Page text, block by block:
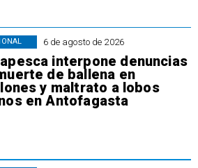
6 de agosto de 2026
interpone denuncias
de ballena en
y maltrato a lobos
en Antofagasta